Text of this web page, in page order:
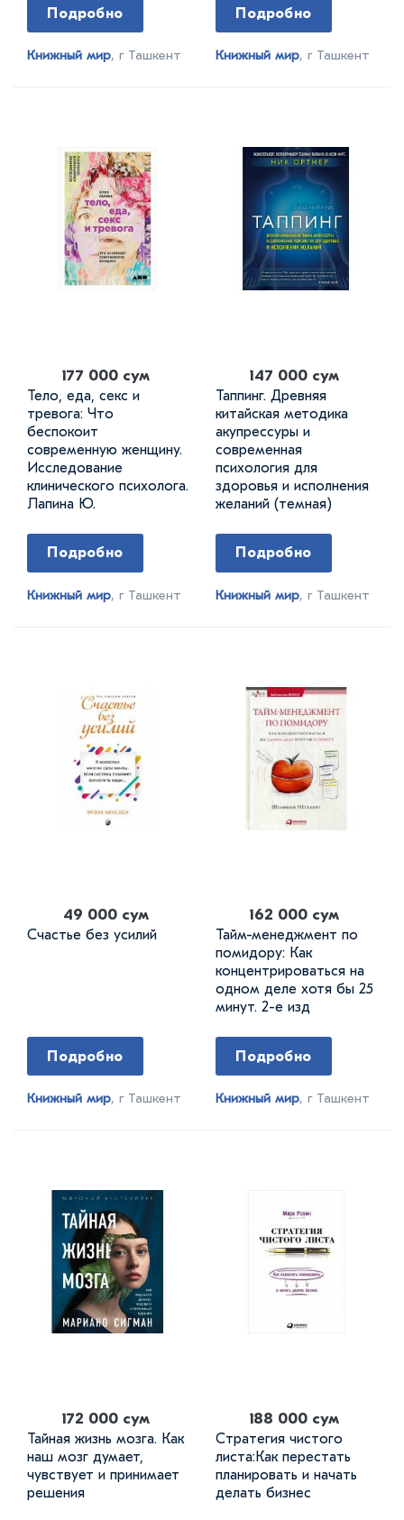
Подробно
Книжный мир, г Ташкент
Подробно
Книжный мир, г Ташкент
177 000 сум
Тело, еда, секс и
тревога: Что
беспокоит
современную женщину.
Исследование
клинического психолога.
Лапина Ю.
Подробно
Книжный мир, г Ташкент
147 000 сум
Таппинг. Древняя
китайская методика
акупрессуры и
современная
психология для
здоровья и исполнения
желаний (темная)
Подробно
Книжный мир, г Ташкент
49 000 сум
Счастье без усилий
Подробно
Книжный мир, г Ташкент
162 000 сум
Тайм-менеджмент по
помидору: Как
концентрироваться на
одном деле хотя бы 25
минут. 2-е изд
Подробно
Книжный мир, г Ташкент
172 000 сум
Тайная жизнь мозга. Как
наш мозг думает,
чувствует и принимает
решения
188 000 сум
Стратегия чистого
листа:Как перестать
планировать и начать
делать бизнес